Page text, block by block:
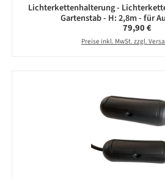
Lichterkettenhalterung -
Gartenstab - H: 2,8m - für
Regulärer
79,90 €
Preise inkl. MwSt. zzgl.